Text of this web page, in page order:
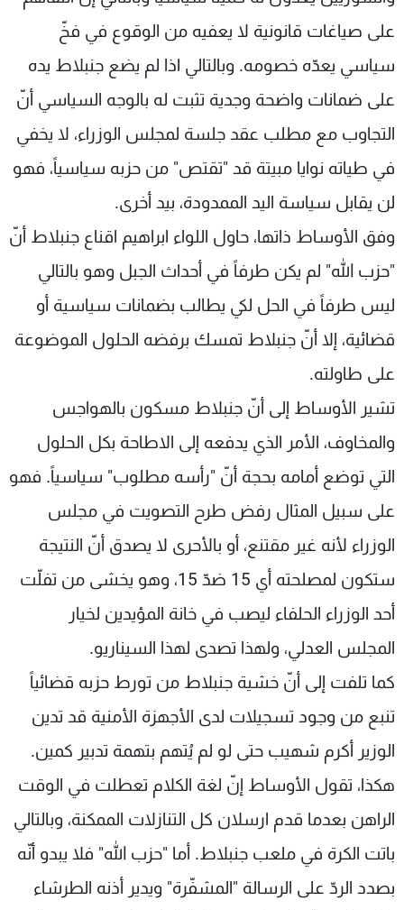
على صياغات قانونية لا يعفيه من الوقوع في فخّ
سياسي يعدّه خصومه. وبالتالي اذا لم يضع جنبلاط يده
على ضمانات واضحة وجدية تثبت له بالوجه السياسي أنّ
التجاوب مع مطلب عقد جلسة لمجلس الوزراء، لا يخفي
في طياته نوايا مبيتة قد "تقتص" من حزبه سياسياً، فهو
لن يقابل سياسة اليد الممدودة، بيد أخرى.
وفق الأوساط ذاتها، حاول اللواء ابراهيم اقناع جنبلاط أنّ
"حزب الله" لم يكن طرفاً في أحداث الجبل وهو بالتالي
ليس طرفاً في الحل لكي يطالب بضمانات سياسية أو
قضائية، إلا أنّ جنبلاط تمسك برفضه الحلول الموضوعة
على طاولته.
تشير الأوساط إلى أنّ جنبلاط مسكون بالهواجس
والمخاوف، الأمر الذي يدفعه إلى الاطاحة بكل الحلول
التي توضع أمامه بحجة أنّ "رأسه مطلوب" سياسياً. فهو
على سبيل المثال رفض طرح التصويت في مجلس
الوزراء لأنه غير مقتنع، أو بالأحرى لا يصدق أنّ النتيجة
ستكون لمصلحته أي 15 ضدّ 15، وهو يخشى من تفلّت
أحد الوزراء الحلفاء ليصب في خانة المؤيدين لخيار
المجلس العدلي، ولهذا تصدى لهذا السيناريو.
كما تلفت إلى أنّ خشية جنبلاط من تورط حزبه قضائياً
تنبع من وجود تسجيلات لدى الأجهزة الأمنية قد تدين
الوزير أكرم شهيب حتى لو لم يُتهم بتهمة تدبير كمين.
هكذا، تقول الأوساط إنّ لغة الكلام تعطلت في الوقت
الراهن بعدما قدم ارسلان كل التنازلات الممكنة، وبالتالي
باتت الكرة في ملعب جنبلاط. أما "حزب الله" فلا يبدو أنّه
بصدد الردّ على الرسالة "المشفّرة" ويدير أذنه الطرشاء